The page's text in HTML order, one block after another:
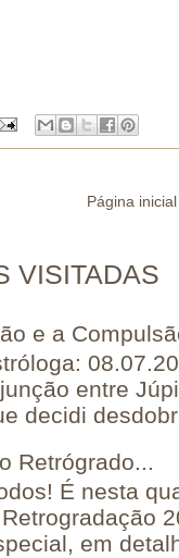
Página inicial
VISITADAS
e a
entre
decidi
Retrógrado...
É nesta
em